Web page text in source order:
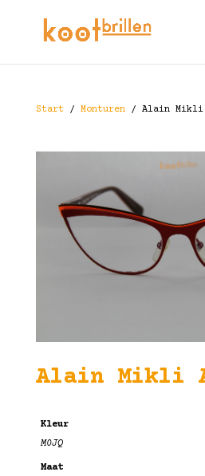
Start/ Monturen/ Alain Mikli
Alain Mikli
Kleur
M0JQ
Maat